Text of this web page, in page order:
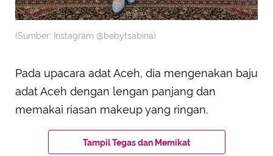
(Sumber: Instagram @bebytsabina)
Pada upacara adat Aceh, dia mengenakan baju
adat Aceh dengan lengan panjang dan
memakai riasan makeup yang ringan.
Tampil Tegas dan Memikat